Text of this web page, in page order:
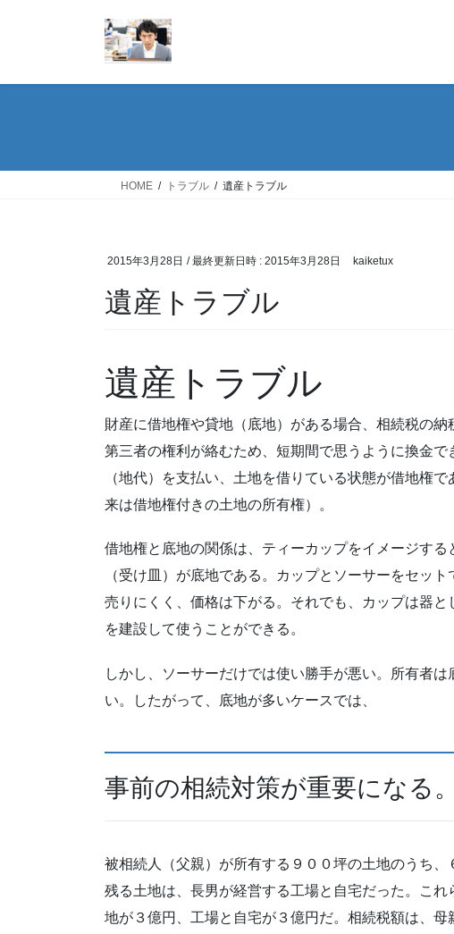
HOME トラブル 遺産トラブル
2015年3月28日 / 最終更新日時 : 2015年3月28日 kaiketux
遺産トラブル
遺産トラブル
財産に借地権や貸地（底地）がある場合、相続税の納
第三者の権利が絡むため、短期間で思うように換金
（地代）を支払い、土地を借りている状態が借地権
来は借地権付きの土地の所有権）。
借地権と底地の関係は、ティーカップをイメージす
（受け皿）が底地である。カップとソーサーをセッ
売りにくく、価格は下がる。それでも、カップは器
を建設して使うことができる。
しかし、ソーサーだけでは使い勝手が悪い。所有者
い。したがって、底地が多いケースでは、
事前の相続対策が重要になる。
被相続人（父親）が所有する９００坪の土地のうち、
残る土地は、長男が経営する工場と自宅だった。こ
地が３億円、工場と自宅が３億円だ。相続税額は、